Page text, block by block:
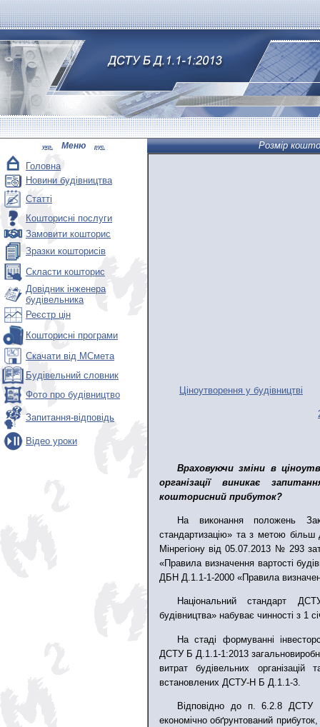
укр. Меню рус.
Розмір
Головна
Новини будівництва
Статті
Кошторисні послуги
Замовити кошторис
Зразки кошторисів
Скласти кошторис
Довідник інженера
будівельника
Реєстр цін
Кошторисні програми
Скачати від МСмета
Будівельний словник
Фото про будівництво
Запитання-відповідь
Відео уроки
Ціноутворення у будівництві
Враховуючи зміни в
організації виникає
кошторисний прибуток?
На виконання положень
стандартизацію» та з метою більш
Мінрегіону від 05.07.2013 № 293
«Правила визначення вартості
ДБН Д.1.1-1-2000 «Правила
Національний стандарт
будівництва» набуває чинності з 1
На стаді формуванні
ДСТУ Б Д.1.1-1:2013
витрат будівельних
встановлених ДСТУ-Н Б Д.1.1-3.
Відповідно до п. 6.2.8 ДСТУ
економічно обґрунтований